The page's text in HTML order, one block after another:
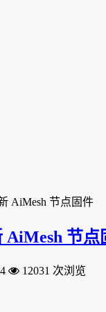
AiMesh 节点固件
AiMesh 节点
12031 次浏览